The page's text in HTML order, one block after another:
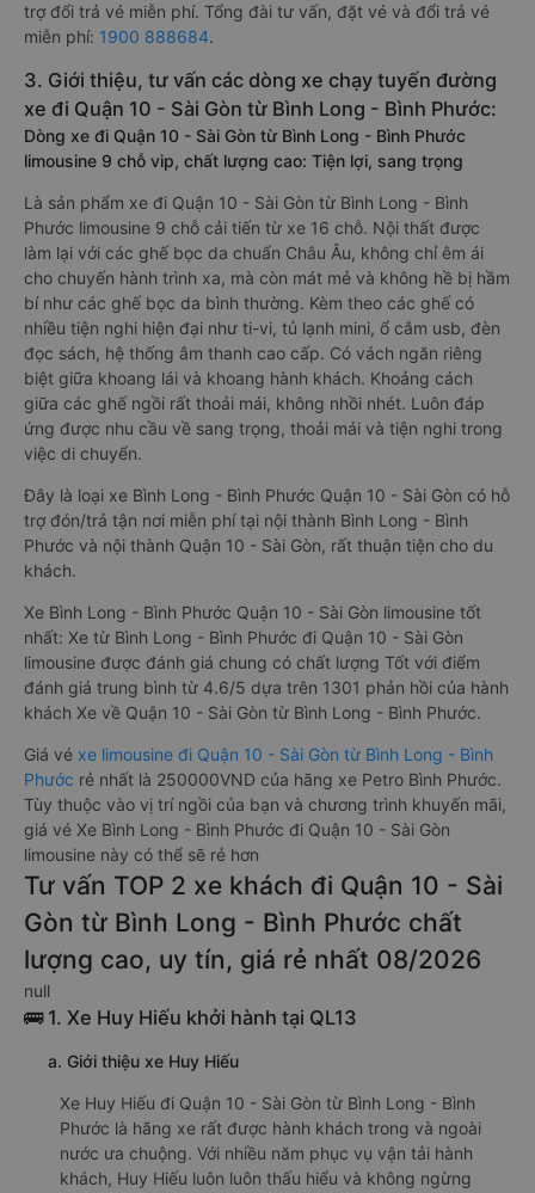
trợ đổi trả vé miễn phí. Tổng đài tư vấn, đặt vé và đổi trả vé
miễn phí: 1900 888684.
3. Giới thiệu, tư vấn các dòng xe chạy tuyến đường
xe đi Quận 10 - Sài Gòn từ Bình Long - Bình Phước:
Dòng xe đi Quận 10 - Sài Gòn từ Bình Long - Bình Phước
limousine 9 chỗ vip, chất lượng cao: Tiện lợi, sang trọng
Là sản phẩm xe đi Quận 10 - Sài Gòn từ Bình Long - Bình
Phước limousine 9 chỗ cải tiến từ xe 16 chỗ. Nội thất được
làm lại với các ghế bọc da chuẩn Châu Âu, không chỉ êm ái
cho chuyến hành trình xa, mà còn mát mẻ và không hề bị hầm
bí như các ghế bọc da bình thường. Kèm theo các ghế có
nhiều tiện nghi hiện đại như ti-vi, tủ lạnh mini, ổ cắm usb, đèn
đọc sách, hệ thống âm thanh cao cấp. Có vách ngăn riêng
biệt giữa khoang lái và khoang hành khách. Khoảng cách
giữa các ghế ngồi rất thoải mái, không nhồi nhét. Luôn đáp
ứng được nhu cầu về sang trọng, thoải mái và tiện nghi trong
việc di chuyển.
Đây là loại xe Bình Long - Bình Phước Quận 10 - Sài Gòn có hỗ
trợ đón/trả tận nơi miễn phí tại nội thành Bình Long - Bình
Phước và nội thành Quận 10 - Sài Gòn, rất thuận tiện cho du
khách.
Xe Bình Long - Bình Phước Quận 10 - Sài Gòn limousine tốt
nhất: Xe từ Bình Long - Bình Phước đi Quận 10 - Sài Gòn
limousine được đánh giá chung có chất lượng Tốt với điểm
đánh giá trung bình từ 4.6/5 dựa trên 1301 phản hồi của hành
khách Xe về Quận 10 - Sài Gòn từ Bình Long - Bình Phước.
Giá vé xe limousine đi Quận 10 - Sài Gòn từ Bình Long - Bình
Phước rẻ nhất là 250000VND của hãng xe Petro Bình Phước.
Tùy thuộc vào vị trí ngồi của bạn và chương trình khuyến mãi,
giá vé Xe Bình Long - Bình Phước đi Quận 10 - Sài Gòn
limousine này có thể sẽ rẻ hơn
Tư vấn TOP 2 xe khách đi Quận 10 - Sài
Gòn từ Bình Long - Bình Phước chất
lượng cao, uy tín, giá rẻ nhất 08/2026
null
🚌 1. Xe Huy Hiếu khởi hành tại QL13
a. Giới thiệu xe Huy Hiếu
Xe Huy Hiếu đi Quận 10 - Sài Gòn từ Bình Long - Bình
Phước là hãng xe rất được hành khách trong và ngoài
nước ưa chuộng. Với nhiều năm phục vụ vận tải hành
khách, Huy Hiếu luôn luôn thấu hiểu và không ngừng